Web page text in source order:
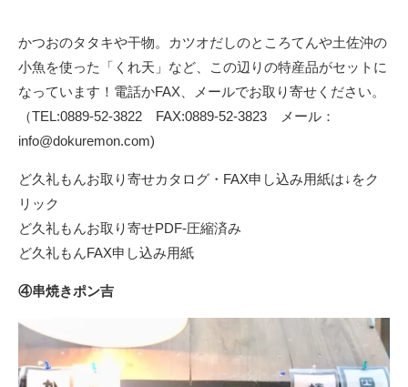
かつおのタタキや干物。カツオだしのところてんや土佐沖の
小魚を使った「くれ天」など、この辺りの特産品がセットに
なっています！電話かFAX、メールでお取り寄せください。
（TEL:0889-52-3822 FAX:0889-52-3823 メール：
info@dokuremon.com)
ど久礼もんお取り寄せカタログ・FAX申し込み用紙は↓をク
リック
ど久礼もんお取り寄せPDF-圧縮済み
ど久礼もんFAX申し込み用紙
④串焼きポン吉